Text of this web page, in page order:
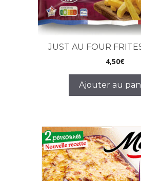
JUST AU FOUR
4,50€
Ajouter au